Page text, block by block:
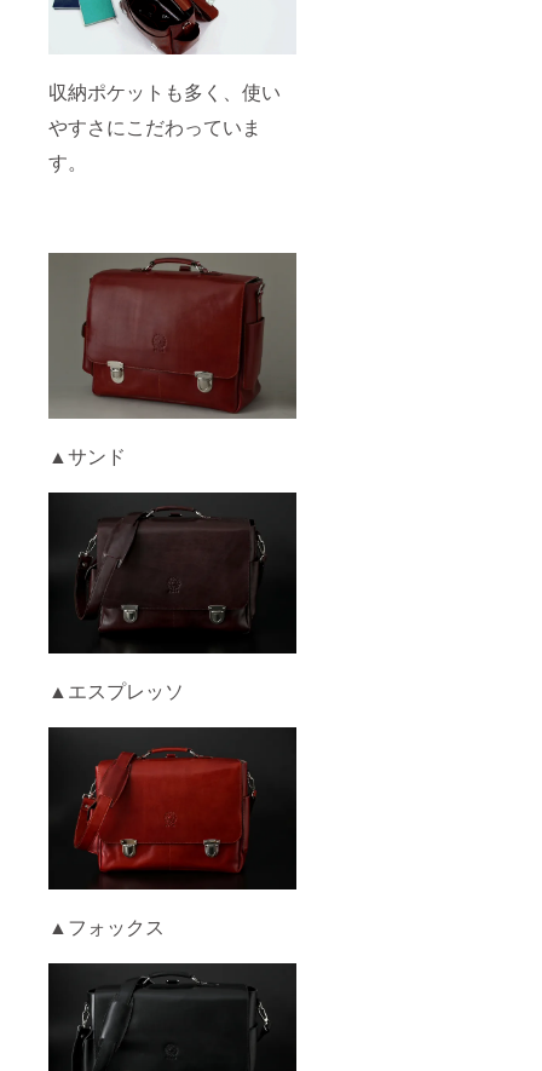
収納ポケットも多く、使い
やすさにこだわっていま
す。
▲サンド
▲エスプレッソ
▲フォックス